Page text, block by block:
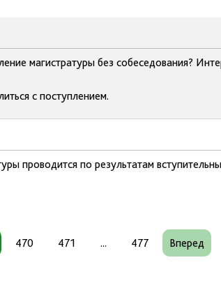
магистратуры без собеседования?
с поступлением.
проводится по результатам
470 471 ... 477 Вперед